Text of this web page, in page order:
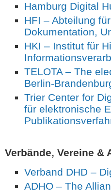
Hamburg Digital
HFI – Abteilung
Dokumentation,
HKI – Institut für
TELOTA – The
Berlin-
Trier Center for
für elektronische
Verbände, Vereine &
Verband DHD –
ADHO – The